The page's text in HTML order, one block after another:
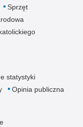
Sprzęt
statystyki
Opinia publiczna